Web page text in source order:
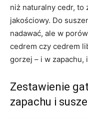
niż naturalny cedr, to
jakościowy. Do
nadawać, ale w
cedrem czy cedrem
gorzej – i w zapachu,
Zestawienie
zapachu i